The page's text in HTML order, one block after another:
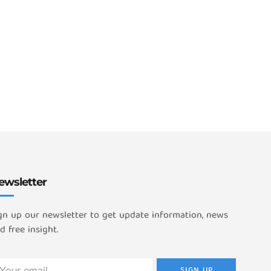
up our newsletter to get update information, news
free insight.